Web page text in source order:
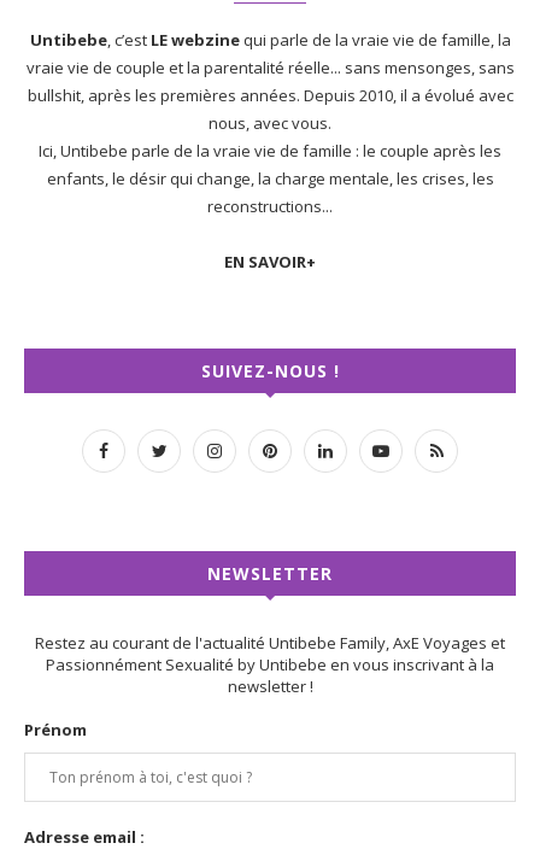
Untibebe, c’est LE webzinequi parle de la vraie vie de famille, la
vraie vie de couple et la parentalité réelle... sans mensonges, sans
bullshit, après les premières années. Depuis 2010, il a évolué avec
nous, avec vous.
Ici, Untibebe parle de la vraie vie de famille : le couple après les
enfants, le désir qui change, la charge mentale, les crises, les
reconstructions...
EN SAVOIR+
SUIVEZ-NOUS !
NEWSLETTER
Restez au courant de l'actualité Untibebe Family, AxE Voyages et
Passionnément Sexualité by Untibebe en vous inscrivant à la
newsletter !
Prénom
Adresse email :